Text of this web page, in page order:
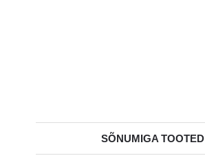
SÕNUMIGA TOOTED